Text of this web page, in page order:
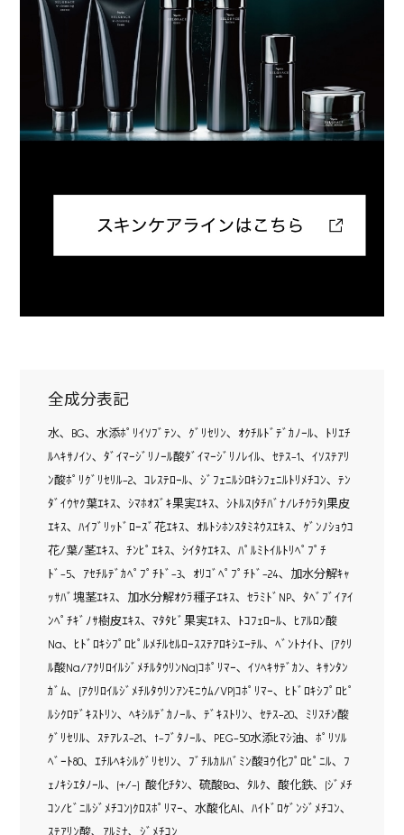
全成分表記
水､ BG､ 水添ﾎﾟﾘｲｿﾌﾞﾃﾝ､ ｸﾞﾘｾﾘﾝ､ ｵｸﾁﾙﾄﾞﾃﾞｶﾉｰﾙ､ ﾄﾘｴﾁ
ﾙﾍｷｻﾉｲﾝ､ ﾀﾞｲﾏｰｼﾞﾘﾉｰﾙ酸ﾀﾞｲﾏｰｼﾞﾘﾉﾚｲﾙ､ ｾﾃｽ-1､ ｲｿｽﾃｱﾘ
ﾝ酸ﾎﾟﾘｸﾞﾘｾﾘﾙ-2､ ｺﾚｽﾃﾛｰﾙ､ ｼﾞﾌｪﾆﾙｼﾛｷｼﾌｪﾆﾙﾄﾘﾒﾁｺﾝ､ ﾃﾝ
ﾀﾞｲｳﾔｸ葉ｴｷｽ､ ｼﾏﾎｵｽﾞｷ果実ｴｷｽ､ ｼﾄﾙｽ(ﾀﾁﾊﾞﾅ/ﾚﾁｸﾗﾀ)果皮
ｴｷｽ､ ﾊｲﾌﾞﾘｯﾄﾞﾛｰｽﾞ花ｴｷｽ､ ｵﾙﾄｼﾎﾝｽﾀﾐﾈｳｽｴｷｽ､ ｹﾞﾝﾉｼｮｳｺ
花/葉/茎ｴｷｽ､ ﾁﾝﾋﾟｴｷｽ､ ｼｲﾀｹｴｷｽ､ ﾊﾟﾙﾐﾄｲﾙﾄﾘﾍﾟﾌﾟﾁ
ﾄﾞ-5､ ｱｾﾁﾙﾃﾞｶﾍﾟﾌﾟﾁﾄﾞ-3､ ｵﾘｺﾞﾍﾟﾌﾟﾁﾄﾞ-24､ 加水分解ｷｬ
ｯｻﾊﾞ塊茎ｴｷｽ､ 加水分解ｵｸﾗ種子ｴｷｽ､ ｾﾗﾐﾄﾞNP､ ﾀﾍﾞﾌﾞｲｱｲ
ﾝﾍﾟﾁｷﾞﾉｻ樹皮ｴｷｽ､ ﾏﾀﾀﾋﾞ果実ｴｷｽ､ ﾄｺﾌｪﾛｰﾙ､ ﾋｱﾙﾛﾝ酸
Na､ ﾋﾄﾞﾛｷｼﾌﾟﾛﾋﾟﾙﾒﾁﾙｾﾙﾛｰｽｽﾃｱﾛｷｼｴｰﾃﾙ､ ﾍﾞﾝﾄﾅｲﾄ､ (ｱｸﾘ
ﾙ酸Na/ｱｸﾘﾛｲﾙｼﾞﾒﾁﾙﾀｳﾘﾝNa)ｺﾎﾟﾘﾏｰ､ ｲｿﾍｷｻﾃﾞｶﾝ､ ｷｻﾝﾀﾝ
ｶﾞﾑ､ (ｱｸﾘﾛｲﾙｼﾞﾒﾁﾙﾀｳﾘﾝｱﾝﾓﾆｳﾑ/VP)ｺﾎﾟﾘﾏｰ､ ﾋﾄﾞﾛｷｼﾌﾟﾛﾋﾟ
ﾙｼｸﾛﾃﾞｷｽﾄﾘﾝ､ ﾍｷｼﾙﾃﾞｶﾉｰﾙ､ ﾃﾞｷｽﾄﾘﾝ､ ｾﾃｽ-20､ ﾐﾘｽﾁﾝ酸
ｸﾞﾘｾﾘﾙ､ ｽﾃｱﾚｽ-21､ t-ﾌﾞﾀﾉｰﾙ､ PEG-50水添ﾋﾏｼ油､ ﾎﾟﾘｿﾙ
ﾍﾞｰﾄ80､ ｴﾁﾙﾍｷｼﾙｸﾞﾘｾﾘﾝ､ ﾌﾞﾁﾙｶﾙﾊﾞﾐﾝ酸ﾖｳ化ﾌﾟﾛﾋﾟﾆﾙ､ ﾌ
ｪﾉｷｼｴﾀﾉｰﾙ､ (+/-) 酸化ﾁﾀﾝ､ 硫酸Ba､ ﾀﾙｸ､ 酸化鉄､ (ｼﾞﾒﾁ
ｺﾝ/ﾋﾞﾆﾙｼﾞﾒﾁｺﾝ)ｸﾛｽﾎﾟﾘﾏｰ､ 水酸化Al､ ﾊｲﾄﾞﾛｹﾞﾝｼﾞﾒﾁｺﾝ､